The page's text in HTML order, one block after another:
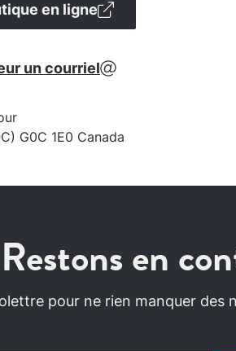
en ligne
un courriel
G0C 1E0 Canada
Restons en
pour ne rien manquer des